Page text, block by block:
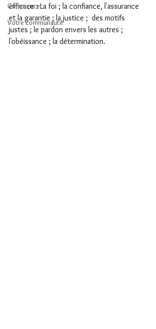
Commencer
Votre communauté
efficace : La foi ; la confiance, l'assurance
et la garantie ; la justice ;  des motifs
justes ; le pardon envers les autres ;
l'obéissance ; la détermination.